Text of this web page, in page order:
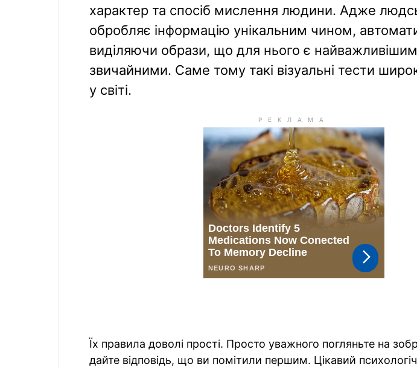
характер та спосіб мислення людини. Адже
обробляє інформацію унікальним чином,
виділяючи образи, що для нього є
звичайними. Саме тому такі візуальні тести
у світі.
Їх правила доволі прості. Просто уважного погляньте на
дайте відповідь, що ви помітили першим. Цікавий